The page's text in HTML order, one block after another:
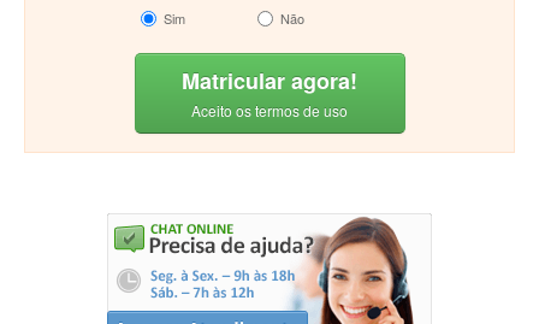
Sim
Não
Matricular agora!
Aceito os termos de uso